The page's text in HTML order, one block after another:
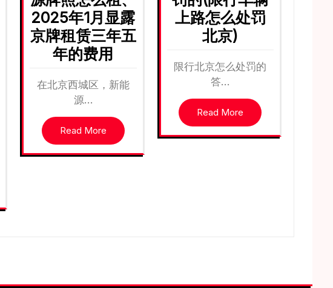
2025年1月显露
京牌租赁三年五
年的费用
在北京西城区，新能
源…
Read More
上路怎么处罚
北京)
限行北京怎么处罚的
答…
Read More